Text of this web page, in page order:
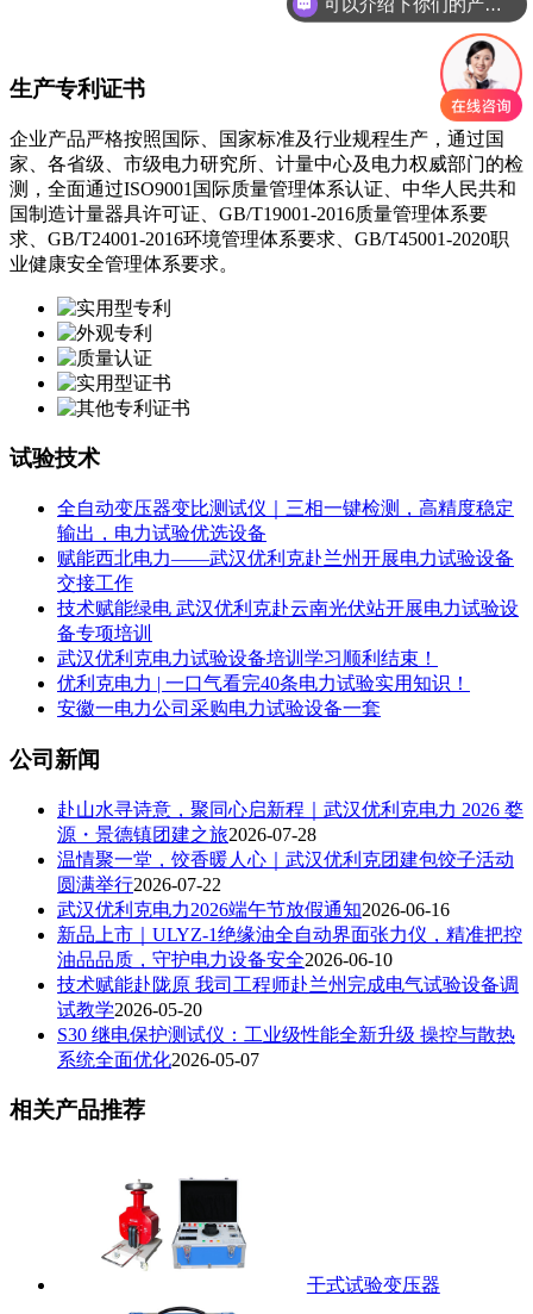
生产专利证书
企业产品严格按照国际、国家标准及行业规程生产，通过国
家、各省级、市级电力研究所、计量中心及电力权威部门的检
测，全面通过ISO9001国际质量管理体系认证、中华人民共和
国制造计量器具许可证、GB/T19001-2016质量管理体系要
求、GB/T24001-2016环境管理体系要求、GB/T45001-2020职
业健康安全管理体系要求。
试验技术
全自动变压器变比测试仪｜三相一键检测，高精度稳定
输出，电力试验优选设备
赋能西北电力——武汉优利克赴兰州开展电力试验设备
交接工作
技术赋能绿电 武汉优利克赴云南光伏站开展电力试验设
备专项培训
武汉优利克电力试验设备培训学习顺利结束！
优利克电力 | 一口气看完40条电力试验实用知识！
安徽一电力公司采购电力试验设备一套
公司新闻
赴山水寻诗意，聚同心启新程｜武汉优利克电力 2026 婺
源・景德镇团建之旅2026-07-28
温情聚一堂，饺香暖人心｜武汉优利克团建包饺子活动
圆满举行2026-07-22
武汉优利克电力2026端午节放假通知2026-06-16
新品上市｜ULYZ-1绝缘油全自动界面张力仪，精准把控
油品品质，守护电力设备安全2026-06-10
技术赋能赴陇原 我司工程师赴兰州完成电气试验设备调
试教学2026-05-20
S30 继电保护测试仪：工业级性能全新升级 操控与散热
系统全面优化2026-05-07
相关产品推荐
干式试验变压器